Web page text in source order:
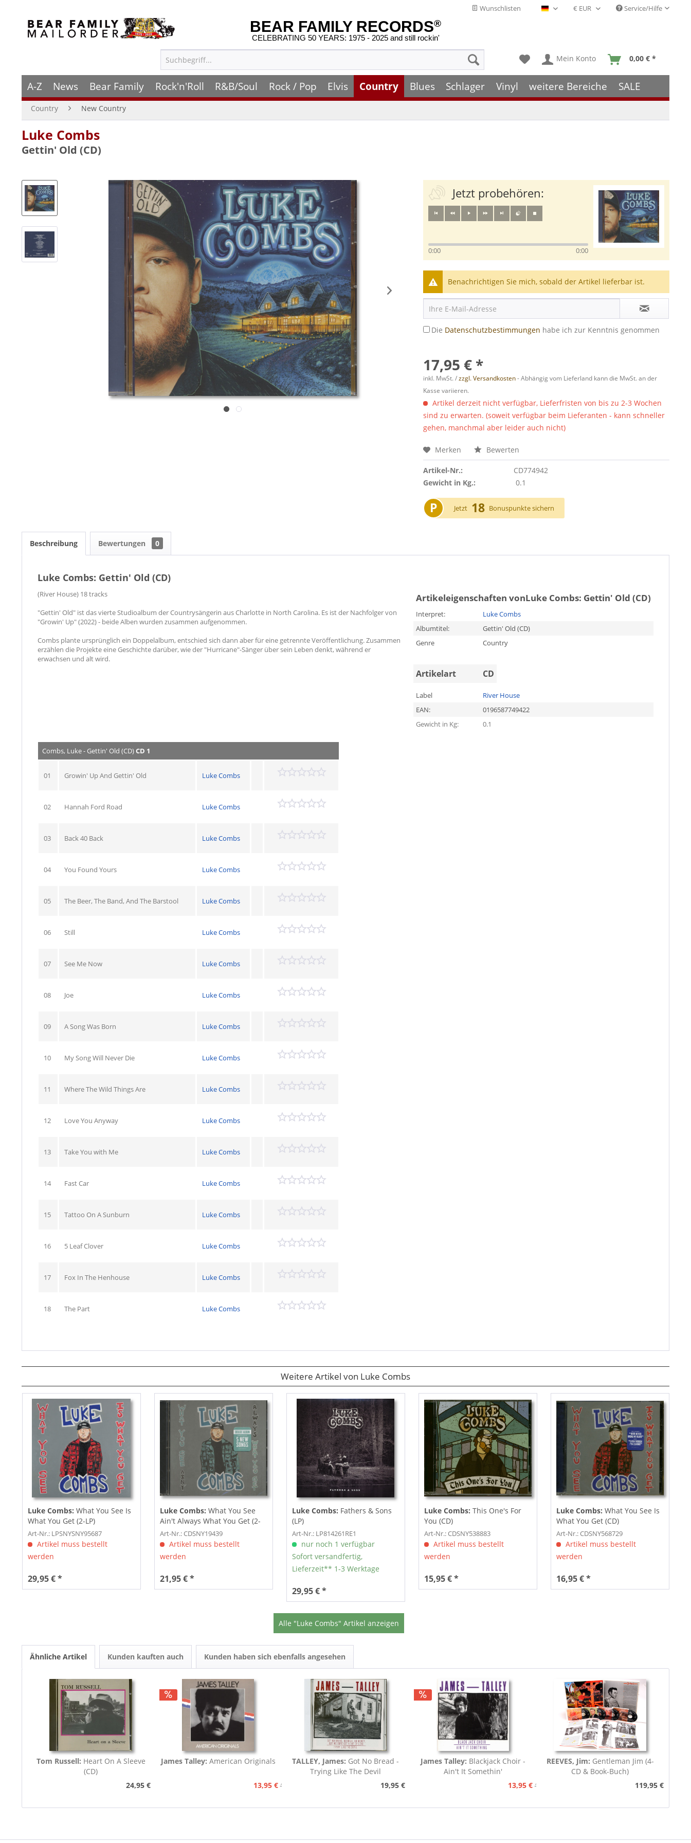
Wunschlisten Deutsch - DE Service/Hilfe
BEAR FAMILY RECORDS®
CELEBRATING 50 YEARS: 1975 - 2025 and still rockin'
Mein Konto 0,00 € *
A-Z News Bear Family Rock'n'Roll R&B/Soul Rock / Pop Elvis Country Blues Schlager Vinyl weitere Bereiche SALE
Country New Country
Luke Combs
Gettin' Old (CD)
Jetzt probehören:
0:00 0:00
Benachrichtigen Sie mich, sobald der Artikel lieferbar ist.
Die Datenschutzbestimmungen habe ich zur Kenntnis genommen
17,95 € *
inkl. MwSt. /zzgl. Versandkosten- Abhängig vom Lieferland kann die MwSt. an der
Kasse variieren.
Artikel derzeit nicht verfügbar, Lieferfristen von bis zu 2-3 Wochen
sind zu erwarten. (soweit verfügbar beim Lieferanten - kann schneller
gehen, manchmal aber leider auch nicht)
Merken Bewerten
Artikel-Nr.:
CD774942
Gewicht in Kg.:
0.1
P Jetzt 18 Bonuspunkte sichern
Beschreibung Bewertungen 0
Luke Combs: Gettin' Old (CD)
(River House) 18 tracks
"Gettin' Old" ist das vierte Studioalbum der Countrysängerin aus Charlotte in North Carolina. Es ist der Nachfolger von
"Growin' Up" (2022) - beide Alben wurden zusammen aufgenommen.
Combs plante ursprünglich ein Doppelalbum, entschied sich dann aber für eine getrennte Veröffentlichung. Zusammen
erzählen die Projekte eine Geschichte darüber, wie der "Hurricane"-Sänger über sein Leben denkt, während er
erwachsen und alt wird.
Artikeleigenschaften vonLuke Combs: Gettin' Old (CD)
Interpret:
Luke Combs
Albumtitel:
Gettin' Old (CD)
Genre
Country
Artikelart CD
Label
River House
EAN:
0196587749422
Gewicht in Kg:
0.1
Combs, Luke - Gettin' Old (CD)CD 1
01 Growin' Up And Gettin' Old Luke Combs
02 Hannah Ford Road Luke Combs
03 Back 40 Back Luke Combs
04 You Found Yours Luke Combs
05 The Beer, The Band, And The Barstool Luke Combs
06 Still Luke Combs
07 See Me Now Luke Combs
08 Joe Luke Combs
09 A Song Was Born Luke Combs
10 My Song Will Never Die Luke Combs
11 Where The Wild Things Are Luke Combs
12 Love You Anyway Luke Combs
13 Take You with Me Luke Combs
14 Fast Car Luke Combs
15 Tattoo On A Sunburn Luke Combs
16 5 Leaf Clover Luke Combs
17 Fox In The Henhouse Luke Combs
18 The Part Luke Combs
Weitere Artikel von Luke Combs
Luke Combs: What You See Is
What You Get (2-LP)
Art-Nr.: LPSNYSNY95687
Artikel muss bestellt
werden
29,95 € *
Luke Combs: What You See
Ain't Always What You Get (2-
CD)
Art-Nr.: CDSNY19439
Artikel muss bestellt
werden
21,95 € *
Luke Combs: Fathers & Sons
(LP)
Art-Nr.: LP814261RE1
nur noch 1 verfügbar
Sofort versandfertig,
Lieferzeit** 1-3 Werktage
29,95 € *
Luke Combs: This One's For
You (CD)
Art-Nr.: CDSNY538883
Artikel muss bestellt
werden
15,95 € *
Luke Combs: What You See Is
What You Get (CD)
Art-Nr.: CDSNY568729
Artikel muss bestellt
werden
16,95 € *
Alle "Luke Combs" Artikel anzeigen
Ähnliche Artikel Kunden kauften auch Kunden haben sich ebenfalls angesehen
Tom Russell: Heart On A Sleeve
(CD)
24,95 €
James Talley: American Originals
13,95 € 15,95 €
TALLEY, James: Got No Bread -
Trying Like The Devil
19,95 €
James Talley: Blackjack Choir -
Ain't It Somethin'
13,95 € 15,95 €
REEVES, Jim: Gentleman Jim (4-
CD & Book-Buch)
119,95 €